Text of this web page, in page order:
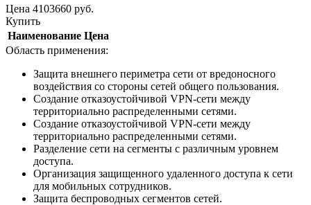
Цена 4103660 руб.
Купить
Наименование Цена
Область применения:
Защита внешнего периметра сети от вредоносного
воздействия со стороны сетей общего пользования.
Создание отказоустойчивой VPN-сети между
территориально распределенными сетями.
Создание отказоустойчивой VPN-сети между
территориально распределенными сетями.
Разделение сети на сегменты с различным уровнем
доступа.
Организация защищенного удаленного доступа к сети
для мобильных сотрудников.
Защита беспроводных сегментов сетей.